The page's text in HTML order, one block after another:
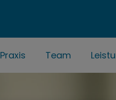
Praxis Team